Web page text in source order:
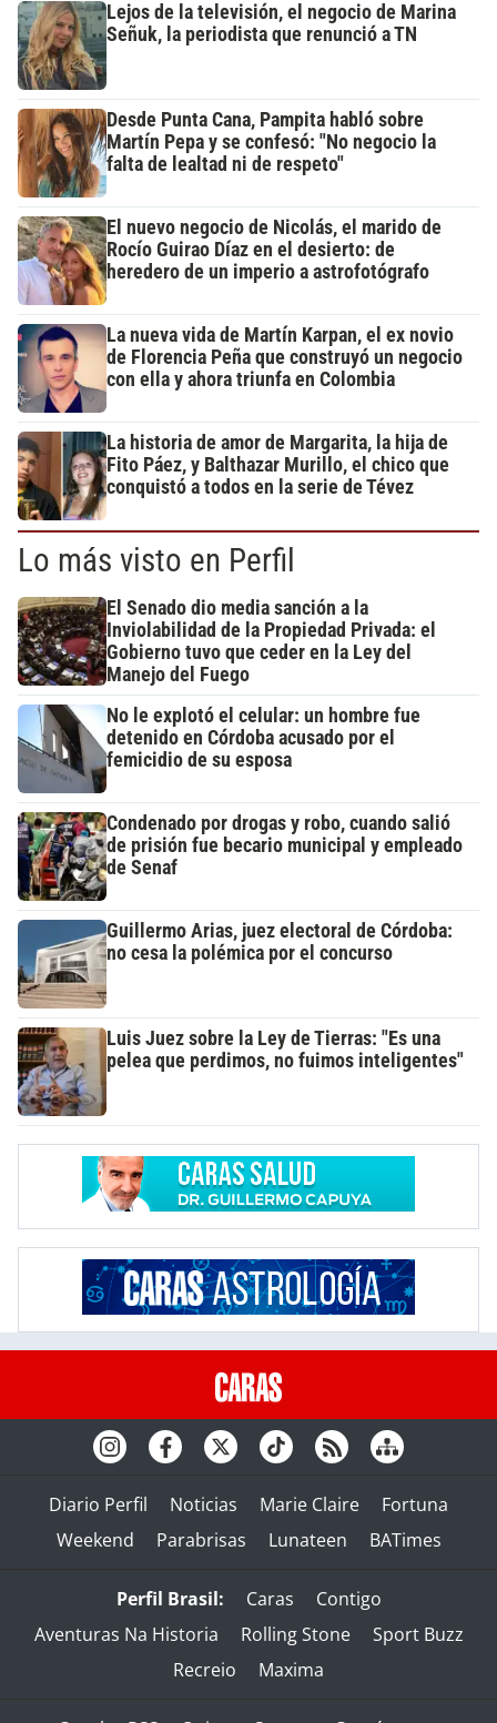
Lejos de la televisión, el negocio de Marina
Señuk, la periodista que renunció a TN
Desde Punta Cana, Pampita habló sobre
Martín Pepa y se confesó: "No negocio la
falta de lealtad ni de respeto"
El nuevo negocio de Nicolás, el marido de
Rocío Guirao Díaz en el desierto: de
heredero de un imperio a astrofotógrafo
La nueva vida de Martín Karpan, el ex novio
de Florencia Peña que construyó un negocio
con ella y ahora triunfa en Colombia
La historia de amor de Margarita, la hija de
Fito Páez, y Balthazar Murillo, el chico que
conquistó a todos en la serie de Tévez
Lo más visto en Perfil
El Senado dio media sanción a la
Inviolabilidad de la Propiedad Privada: el
Gobierno tuvo que ceder en la Ley del
Manejo del Fuego
No le explotó el celular: un hombre fue
detenido en Córdoba acusado por el
femicidio de su esposa
Condenado por drogas y robo, cuando salió
de prisión fue becario municipal y empleado
de Senaf
Guillermo Arias, juez electoral de Córdoba:
no cesa la polémica por el concurso
Luis Juez sobre la Ley de Tierras: "Es una
pelea que perdimos, no fuimos inteligentes"
Diario Perfil Noticias Marie Claire
Fortuna
Weekend
Parabrisas Lunateen BATimes
Perfil Brasil: Caras
Contigo
Aventuras Na Historia
Rolling Stone
Sport Buzz
Recreio
Maxima